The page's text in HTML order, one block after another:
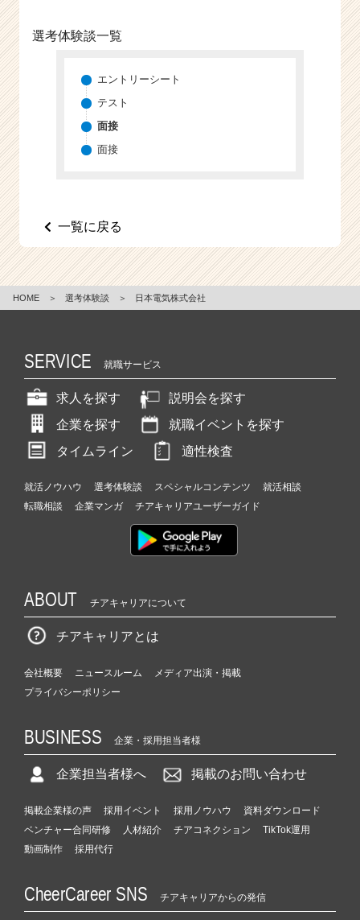
チ
r
選考体験談一覧
エントリーシート
テスト
面接
面接
一覧に戻る
HOME ＞ 選考体験談 ＞ 日本電気株式会社
SERVICE 就職サービス
求人を探す
説明会を探す
企業を探す
就職イベントを探す
タイムライン
適性検査
就活ノウハウ 選考体験談 スペシャルコンテンツ
就活相談
転職相談
企業マンガ チアキャリアユーザーガイド
ABOUT チアキャリアについて
チアキャリアとは
会社概要 ニュースルーム
メディア出演・掲載
プライバシーポリシー
BUSINESS 企業・採用担当者様
企業担当者様へ 掲載のお問い合わせ
掲載企業様の声 採用イベント 採用ノウハウ
資料ダウンロード
ベンチャー合同研修
人材紹介 チアコネクション
TikTok運用
動画制作
採用代行
CheerCareer SNS チアキャリアからの発信